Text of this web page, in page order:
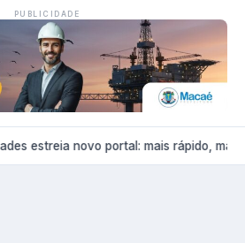
PUBLICIDADE
estreia novo portal: mais rápido,